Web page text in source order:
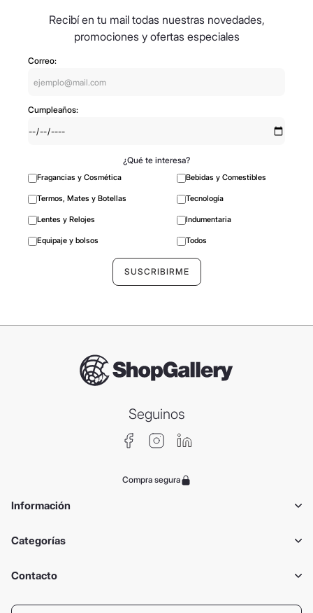
Recibí en tu mail todas nuestras novedades,
promociones y ofertas especiales
Correo:
Cumpleaños:
¿Qué te interesa?
Fragancias y Cosmética Bebidas y Comestibles
Termos, Mates y Botellas Tecnología
Lentes y Relojes Indumentaria
Equipaje y bolsos Todos
Seguinos
Compra segura
Información
Categorías
Contacto